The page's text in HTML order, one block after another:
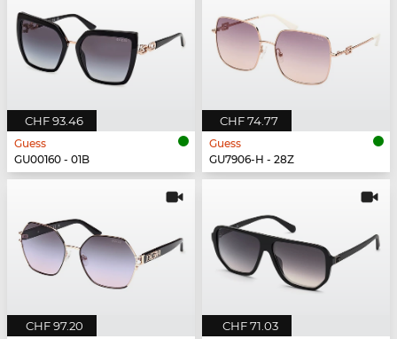
CHF 93.46
Guess
GU00160 - 01B
CHF 74.77
Guess
GU7906-H - 28Z
CHF 97.20 CHF 71.03